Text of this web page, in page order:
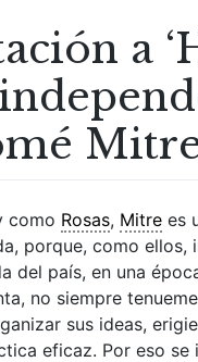
a
como Rosas, Mitre es
porque, como
del país, en una
no siempre
sus ideas,
eficaz. Por eso